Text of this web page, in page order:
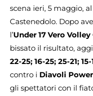
scena ieri, 5 maggio,
Castenedolo. Dopo
l’Under 17 Vero Volley
bissato il risultato,
22-25; 16-25; 25-21; 15-
contro i Diavoli
gli spettatori con il